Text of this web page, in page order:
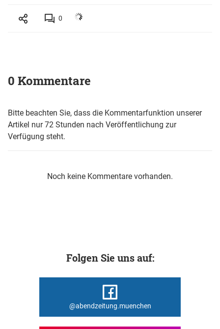
0
0 Kommentare
Bitte beachten Sie, dass die Kommentarfunktion unserer
Artikel nur 72 Stunden nach Veröffentlichung zur
Verfügung steht.
Noch keine Kommentare vorhanden.
Folgen Sie uns auf:
@abendzeitung.muenchen